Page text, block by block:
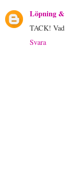
Löpning
TACK!
Svara